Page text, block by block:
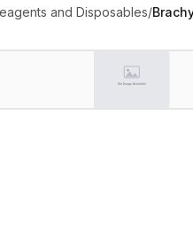
and Disposables/